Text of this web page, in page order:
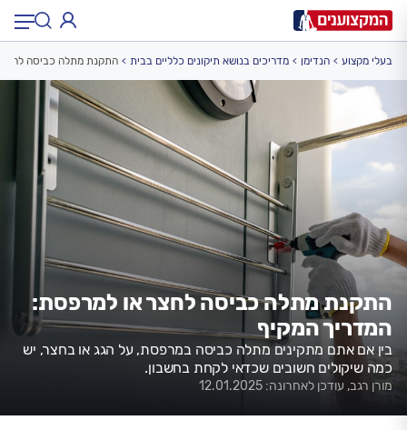
תחום
תחום:
עיר: תל אביב, חיפה…
התקנת מתלה כביסה לחצר או למרפסת:
המדריך המקיף
בין אם אתם מתקינים מתלה כביסה במרפסת, על הגג או בחצר, יש
כמה שיקולים חשובים שכדאי לקחת בחשבון.
מורן רגב, עודכן לאחרונה: 12.01.2025
בעלי מקצוע הנדימן מדריכים בנושא תיקונים כלליים בבית התקנת מתלה כביסה